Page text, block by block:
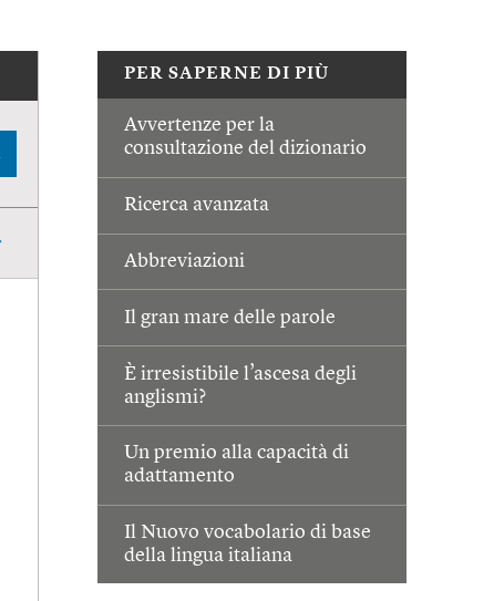
PER SAPERNE DI PIÙ
Avvertenze per la
consultazione del dizionario
Ricerca avanzata
Abbreviazioni
Il gran mare delle parole
È irresistibile l’ascesa degli
anglismi?
Un premio alla capacità di
adattamento
Il Nuovo vocabolario di base
della lingua italiana